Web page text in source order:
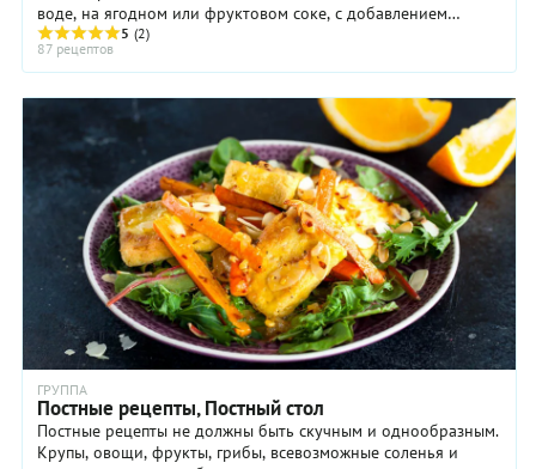
воде, на ягодном или фруктовом соке, с добавлением
фруктов и орехов – настоящее лакомство ...
5 (2)
87 рецептов
ГРУППА
Постные рецепты, Постный стол
Постные рецепты не должны быть скучным и однообразным.
Крупы, овощи, фрукты, грибы, всевозможные соленья и